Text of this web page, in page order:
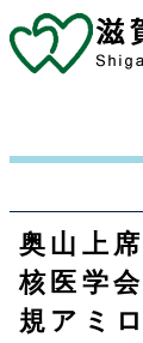
奥山上
核医学
規アミ